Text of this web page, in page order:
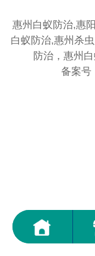
惠州白蚁防治,惠
白蚁防治,惠州杀
防治，惠州
备案号